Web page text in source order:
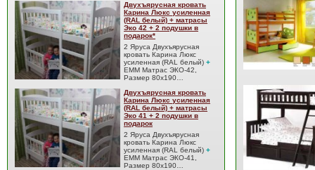
Двухъярусная кровать
Карина Люкс усиленная
(RAL белый) + матрасы
Эко 42 + 2 подушки в
подарок*
2 Яруса Двухъярусная
кровать Карина Люкс
усиленная (RAL белый) +
EMM Матрас ЭКО-42,
Размер 80x190…
Двухъярусная кровать
Карина Люкс усиленная
(RAL белый) + матрасы
Эко 41 + 2 подушки в
подарок
2 Яруса Двухъярусная
кровать Карина Люкс
усиленная (RAL белый) +
EMM Матрас ЭКО-41,
Размер 80x190…